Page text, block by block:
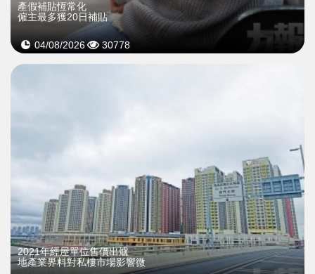
產假補貼恆常化
僱主最多獲20日補貼
04/08/2026 30778
2021年經屋單位售價出爐
地產業界料對私樓市場影響微